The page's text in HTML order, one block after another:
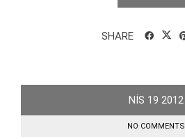
SHARE
NIS 19 2012
NO COMMENTS